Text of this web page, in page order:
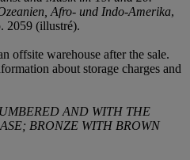
Afro- und Indo-Amerika,
2059 (illustré).
offsite warehouse after the sale.
about storage charges and
AND WITH THE
BRONZE WITH BROWN